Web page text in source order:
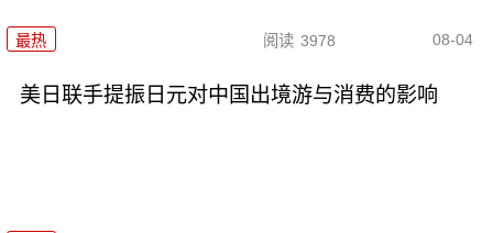
最热 阅读 3978 08-04
美日联手提振日元对中国出境游与消费的影响